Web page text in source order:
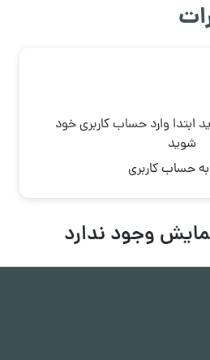
ابتدا وارد حساب کاربری خود
شوید
حساب کاربری
وجود ندارد